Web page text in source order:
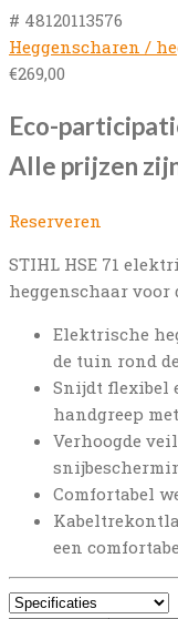
# 48120113576
Heggenscharen /
€269,00
Eco-
Alle prijzen
Reserveren
STIHL HSE 71
heggenschaar
Elektrische
de tuin rond
Snijdt flexibel
handgreep
Verhoogde
Comfortabel
een